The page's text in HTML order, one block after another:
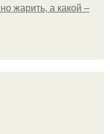
жарить, а какой –